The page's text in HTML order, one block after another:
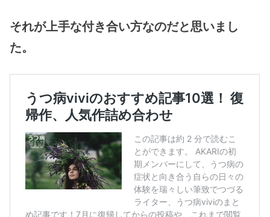
それが上手な付き合い方なのだと思いまし
た。